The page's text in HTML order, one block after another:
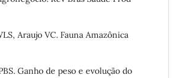
Araujo VC. Fauna Amazônica
Ganho de peso e evolução do